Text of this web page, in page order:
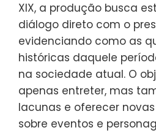
XIX, a produção busca
diálogo direto com o
evidenciando como as
históricas daquele
na sociedade atual. O
apenas entreter, mas
lacunas e oferecer
sobre eventos e